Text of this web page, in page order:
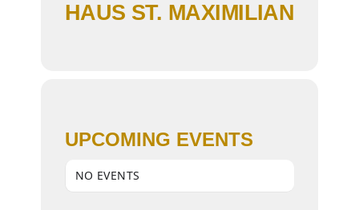
HAUS ST. MAXIMILIAN
UPCOMING EVENTS
NO EVENTS